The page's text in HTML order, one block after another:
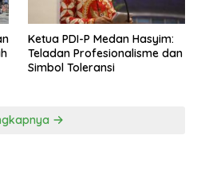
Ketua PDI-P Medan Hasyim:
Teladan Profesionalisme dan
Simbol Toleransi